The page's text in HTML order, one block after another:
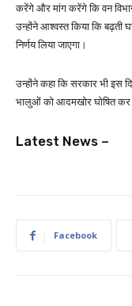
करेंगे और मांग करेंगे कि वन
उन्होंने आश्वस्त किया कि
निर्णय लिया जाएगा।
उन्होंने कहा कि सरकार भी इस
भालुओं को आदमखोर घोषित कर
Latest News –
Facebook